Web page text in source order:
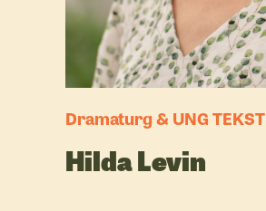
Dramaturg & UNG TEKST
Hilda Levin